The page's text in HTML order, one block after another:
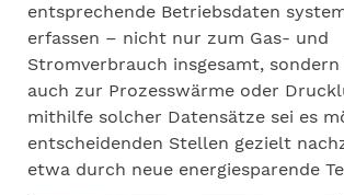
entsprechende Betriebsdaten
erfassen – nicht nur zum Gas- und
Stromverbrauch insgesamt,
auch zur Prozesswärme oder
mithilfe solcher Datensätze sei es
entscheidenden Stellen gezielt
etwa durch neue energiesparende